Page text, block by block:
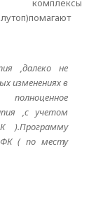
комплексы
,далеко не
изменениях в
,с учетом
).Программу
( по месту